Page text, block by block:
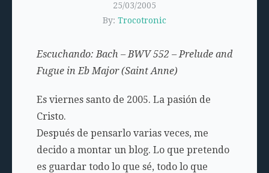
25/03/2005
By: Trocotronic
Escuchando: Bach – BWV 552 – Prelude and
Fugue in Eb Major (Saint Anne)
Es viernes santo de 2005. La pasión de
Cristo.
Después de pensarlo varias veces, me
decido a montar un blog. Lo que pretendo
es guardar todo lo que sé, todo lo que